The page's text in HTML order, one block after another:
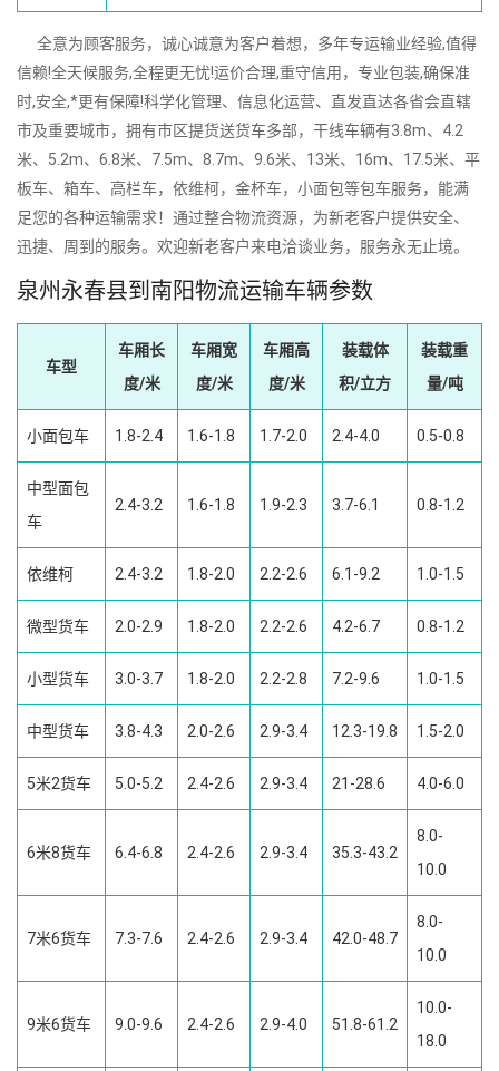
全意为顾客服务，诚心诚意为客户着想，多年专运输业经验,值得
信赖!全天候服务,全程更无忧!运价合理,重守信用，专业包装,确保准
时,安全,*更有保障!科学化管理、信息化运营、直发直达各省会直辖
市及重要城市，拥有市区提货送货车多部，干线车辆有3.8m、4.2
米、5.2m、6.8米、7.5m、8.7m、9.6米、13米、16m、17.5米、平
板车、箱车、高栏车，依维柯，金杯车，小面包等包车服务，能满
足您的各种运输需求！通过整合物流资源，为新老客户提供安全、
迅捷、周到的服务。欢迎新老客户来电洽谈业务，服务永无止境。
泉州永春县到南阳物流运输车辆参数
车型
车厢长
度/米
车厢宽
度/米
车厢高
度/米
装载体
积/立方
装载重
量/吨
小面包车 1.8-2.4 1.6-1.8 1.7-2.0 2.4-4.0 0.5-0.8
中型面包
车
2.4-3.2 1.6-1.8 1.9-2.3 3.7-6.1 0.8-1.2
依维柯 2.4-3.2 1.8-2.0 2.2-2.6 6.1-9.2 1.0-1.5
微型货车 2.0-2.9 1.8-2.0 2.2-2.6 4.2-6.7 0.8-1.2
小型货车 3.0-3.7 1.8-2.0 2.2-2.8 7.2-9.6 1.0-1.5
中型货车 3.8-4.3 2.0-2.6 2.9-3.4 12.3-19.8 1.5-2.0
5米2货车 5.0-5.2 2.4-2.6 2.9-3.4 21-28.6 4.0-6.0
6米8货车 6.4-6.8 2.4-2.6 2.9-3.4 35.3-43.2
8.0-
10.0
7米6货车 7.3-7.6 2.4-2.6 2.9-3.4 42.0-48.7
8.0-
10.0
9米6货车 9.0-9.6 2.4-2.6 2.9-4.0 51.8-61.2
10.0-
18.0